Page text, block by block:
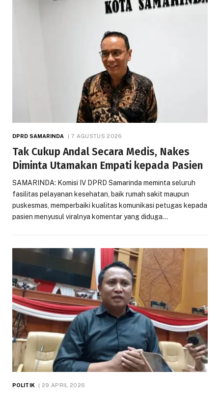
DPRD SAMARINDA 7 AGUSTUS 2026
Tak Cukup Andal Secara Medis, Nakes
Diminta Utamakan Empati kepada Pasien
SAMARINDA: Komisi IV DPRD Samarinda meminta seluruh
fasilitas pelayanan kesehatan, baik rumah sakit maupun
puskesmas, memperbaiki kualitas komunikasi petugas kepada
pasien menyusul viralnya komentar yang diduga…
POLITIK 29 APRIL 2026